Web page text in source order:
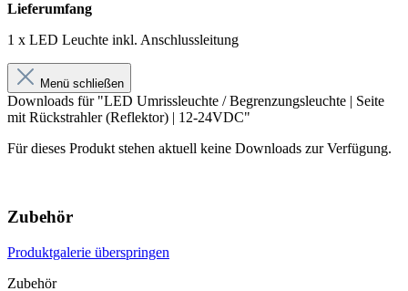
Lieferumfang
1 x LED Leuchte inkl. Anschlussleitung
Menü schließen
Downloads für "LED Umrissleuchte / Begrenzungsleuchte | Seite
mit Rückstrahler (Reflektor) | 12-24VDC"
Für dieses Produkt stehen aktuell keine Downloads zur Verfügung.
Zubehör
Produktgalerie überspringen
Zubehör